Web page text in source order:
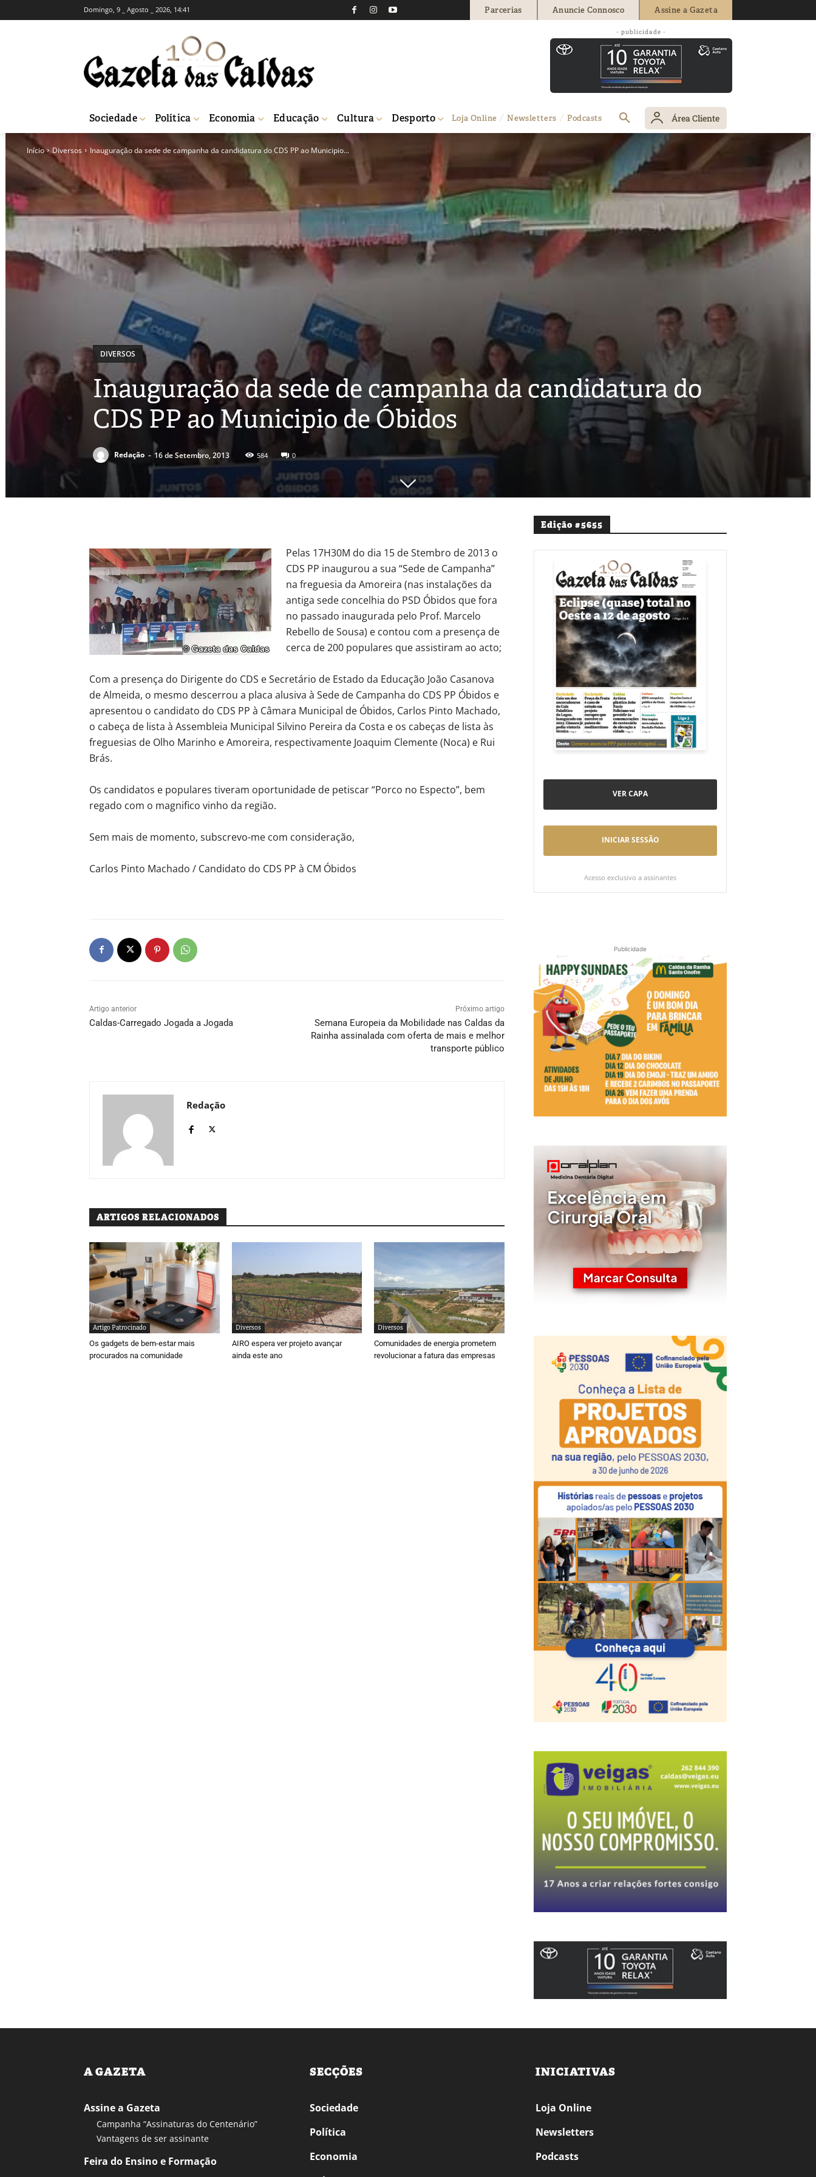
Domingo, 9 _ Agosto _ 2026, 14:41 Parcerias Anuncie Connosco Assine a Gazeta
- publicidade -
Sociedade Política Economia Educação Cultura Desporto Loja Online Newsletters Podcasts Área Cliente
Início Diversos Inauguração da sede de campanha da candidatura do CDS PP ao Municipio...
DIVERSOS
Inauguração da sede de campanha da candidatura do
CDS PP ao Municipio de Óbidos
Redação - 16 de Setembro, 2013 584 0
Pelas 17H30M do dia 15 de Stembro de 2013 o
CDS PP inaugurou a sua “Sede de Campanha”
na freguesia da Amoreira (nas instalações da
antiga sede concelhia do PSD Óbidos que fora
no passado inaugurada pelo Prof. Marcelo
Rebello de Sousa) e contou com a presença de
cerca de 200 populares que assistiram ao acto;
Com a presença do Dirigente do CDS e Secretário de Estado da Educação João Casanova
de Almeida, o mesmo descerrou a placa alusiva à Sede de Campanha do CDS PP Óbidos e
apresentou o candidato do CDS PP à Câmara Municipal de Óbidos, Carlos Pinto Machado,
o cabeça de lista à Assembleia Municipal Silvino Pereira da Costa e os cabeças de lista às
freguesias de Olho Marinho e Amoreira, respectivamente Joaquim Clemente (Noca) e Rui
Brás.
Os candidatos e populares tiveram oportunidade de petiscar “Porco no Especto”, bem
regado com o magnifico vinho da região.
Sem mais de momento, subscrevo-me com consideração,
Carlos Pinto Machado / Candidato do CDS PP à CM Óbidos
Artigo anterior
Caldas-Carregado Jogada a Jogada
Próximo artigo
Semana Europeia da Mobilidade nas Caldas da
Rainha assinalada com oferta de mais e melhor
transporte público
Redação
ARTIGOS RELACIONADOS
Artigo Patrocinado
Os gadgets de bem-estar mais
procurados na comunidade
Diversos
AIRO espera ver projeto avançar
ainda este ano
Diversos
Comunidades de energia prometem
revolucionar a fatura das empresas
Edição #5655
VER CAPA
INICIAR SESSÃO
Acesso exclusivo a assinantes
Publicidade
A GAZETA
Assine a Gazeta
Campanha “Assinaturas do Centenário”
Vantagens de ser assinante
Feira do Ensino e Formação
SECÇÕES
Sociedade
Política
Economia
INICIATIVAS
Loja Online
Newsletters
Podcasts